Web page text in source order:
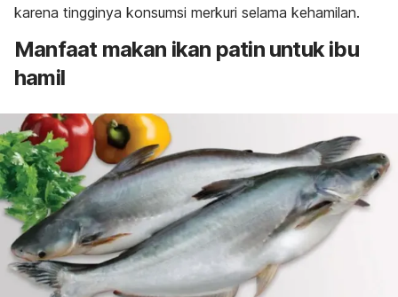
karena tingginya konsumsi merkuri selama kehamilan.
Manfaat makan ikan patin untuk ibu
hamil